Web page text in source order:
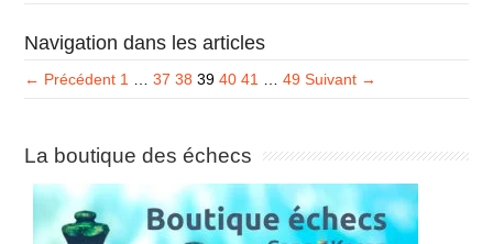
Navigation dans les articles
← Précédent 1 37 38 39 40 41 49 Suivant →
La boutique des échecs